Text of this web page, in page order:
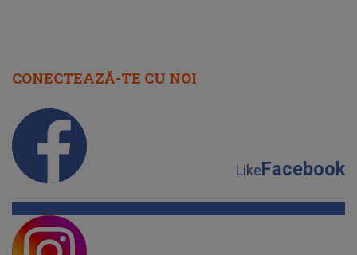
CONECTEAZĂ-TE CU NOI
LikeFacebook